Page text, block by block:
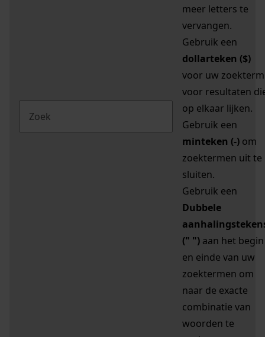
meer letters te
vervangen.
Gebruik een
dollarteken ($)
voor uw zoekterm
voor resultaten
op elkaar lijken.
Gebruik een
minteken (-) om
zoektermen uit te
sluiten.
Gebruik een
Dubbele
(" ") aan het begin
en einde van uw
zoektermen om
naar de exacte
combinatie van
woorden te